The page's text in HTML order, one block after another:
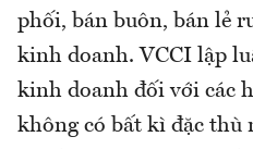
phối, bán buôn, bán lẻ
kinh doanh. VCCI lập
kinh doanh đối với các
không có bất kì đặc thù